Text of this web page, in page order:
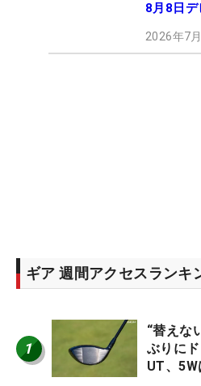
8月8日デ
2026年7
ギア 週間アクセスランキ
1
“替えな
ぶりに
UT、